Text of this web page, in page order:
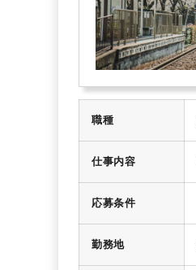
職種
仕事内容
応募条件
勤務地